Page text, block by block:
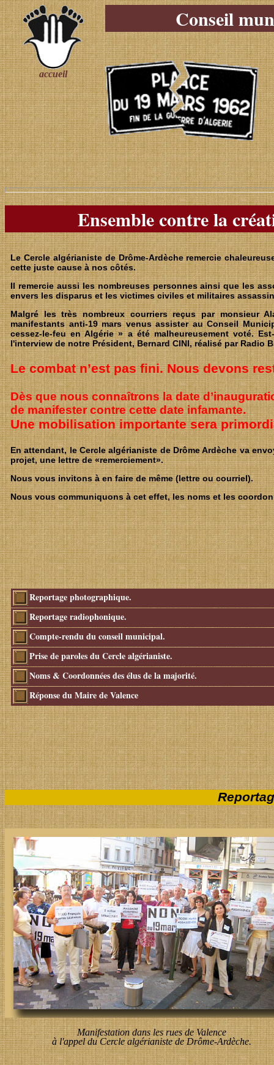
accueil
Conseil
Ensemble contre la
Le Cercle algérianiste de Drôme-Ardèche remercie
cette juste cause à nos côtés.
Il remercie aussi les nombreuses personnes ainsi que les
envers les disparus et les victimes civiles et militaires
Malgré les très nombreux courriers reçus par monsieur
manifestants anti-19 mars venus assister au Conseil
cessez-le-feu en Algérie » a été malheureusement voté.
l'interview de notre Président, Bernard CINI, réalisé par Radio
Le combat n’est pas fini. Nous devons
Dès que nous connaîtrons la date
de manifester contre cette date infamante.
Une mobilisation importante sera
En attendant, le Cercle algérianiste de Drôme Ardèche va
projet, une lettre de «remerciement».
Nous vous invitons à en faire de même (lettre ou courriel).
Nous vous communiquons à cet effet, les noms et les
Reportage photographique.
Reportage radiophonique.
Compte-rendu du conseil municipal.
Prise de paroles du Cercle algérianiste.
Noms & Coordonnées des élus de la majorité.
Réponse du Maire de Valence
Manifestation dans les rues de Valence
à l'appel du Cercle algérianiste de Drôme-Ardèche.